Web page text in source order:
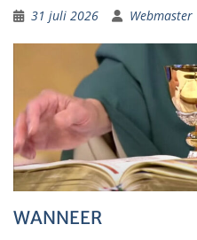
31 juli 2026 Webmaster
WANNEER